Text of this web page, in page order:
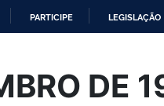
PARTICIPE LEGISLAÇÃO
DE